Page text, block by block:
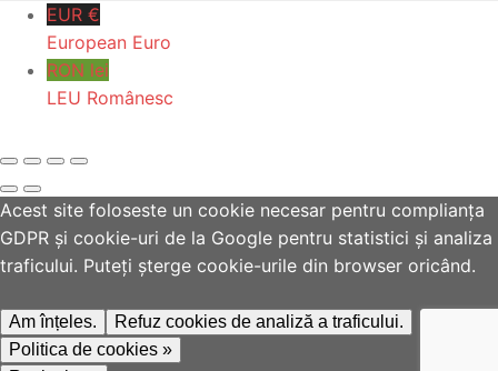
EUR €
European Euro
RON lei
LEU Românesc
Acest site foloseste un cookie necesar pentru complianța
GDPR și cookie-uri de la Google pentru statistici și analiza
traficului. Puteți șterge cookie-urile din browser oricând.
Am înțeles.
Refuz cookies de analiză a traficului.
Politica de cookies »